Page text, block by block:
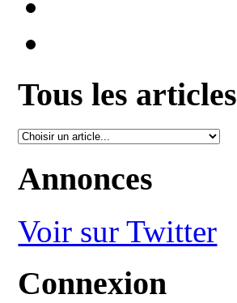
Tous les articles
Annonces
Voir sur Twitter
Connexion